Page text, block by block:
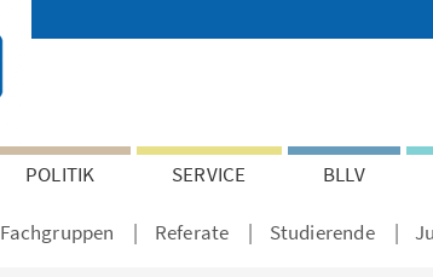
POLITIK SERVICE BLLV
Fachgruppen Referate Studierende